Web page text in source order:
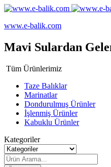
www.e-balik.com
Mavi Sulardan
Tüm Ürünlerimiz
Taze Balıklar
Marinatlar
Dondurulmuş Ürünler
İşlenmiş Ürünler
Kabuklu Ürünler
Kategoriler